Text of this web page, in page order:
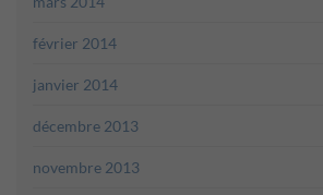
février 2014
janvier 2014
décembre 2013
novembre 2013